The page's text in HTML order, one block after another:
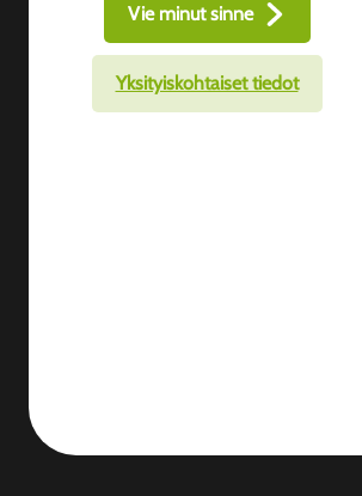
Vie minut sinne
Yksityiskohtaiset tiedot